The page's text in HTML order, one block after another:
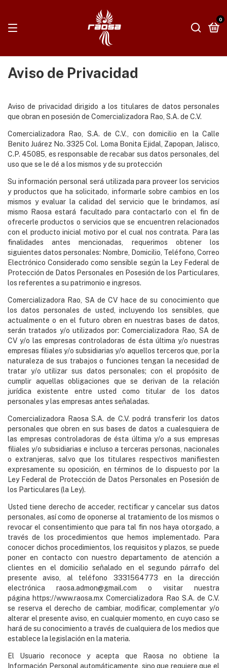
0
Aviso de Privacidad
Aviso de privacidad dirigido a los titulares de datos personales
que obran en posesión de Comercializadora Rao, S.A. de C.V.
Comercializadora Rao, S.A. de C.V., con domicilio en la Calle
Benito Juárez No. 3325 Col. Loma Bonita Ejidal, Zapopan, Jalisco,
C.P. 45085, es responsable de recabar sus datos personales, del
uso que se le dé a los mismos y de su protección
Su información personal será utilizada para proveer los servicios
y productos que ha solicitado, informarle sobre cambios en los
mismos y evaluar la calidad del servicio que le brindamos, así
mismo Raosa estará facultado para contactarlo con el fin de
ofrecerle productos o servicios que se encuentren relacionados
con el producto inicial motivo por el cual nos contrata. Para las
finalidades antes mencionadas, requerimos obtener los
siguientes datos personales: Nombre, Domicilio, Teléfono, Correo
Electrónico Considerado como sensible según la Ley Federal de
Protección de Datos Personales en Posesión de los Particulares,
los referentes a su patrimonio e ingresos.
Comercializadora Rao, SA de CV hace de su conocimiento que
los datos personales de usted, incluyendo los sensibles, que
actualmente o en el futuro obren en nuestras bases de datos,
serán tratados y/o utilizados por: Comercializadora Rao, SA de
CV y/o las empresas controladoras de ésta última y/o nuestras
empresas filiales y/o subsidiarias y/o aquellos terceros que, por la
naturaleza de sus trabajos o funciones tengan la necesidad de
tratar y/o utilizar sus datos personales; con el propósito de
cumplir aquellas obligaciones que se derivan de la relación
jurídica existente entre usted como titular de los datos
personales y las empresas antes señaladas.
Comercializadora Raosa S.A. de C.V. podrá transferir los datos
personales que obren en sus bases de datos a cualesquiera de
las empresas controladoras de ésta última y/o a sus empresas
filiales y/o subsidiarias e incluso a terceras personas, nacionales
o extranjeras, salvo que los titulares respectivos manifiesten
expresamente su oposición, en términos de lo dispuesto por la
Ley Federal de Protección de Datos Personales en Posesión de
los Particulares (la Ley).
Usted tiene derecho de acceder, rectificar y cancelar sus datos
personales, así como de oponerse al tratamiento de los mismos o
revocar el consentimiento que para tal fin nos haya otorgado, a
través de los procedimientos que hemos implementado. Para
conocer dichos procedimientos, los requisitos y plazos, se puede
poner en contacto con nuestro departamento de atención a
clientes en el domicilio señalado en el segundo párrafo del
presente aviso, al teléfono 3331564773 en la dirección
electrónica raosa.admon@gmail.com o visitar nuestra
página https://www.raosa.mx Comercializadora Rao S.A. de C.V.
se reserva el derecho de cambiar, modificar, complementar y/o
alterar el presente aviso, en cualquier momento, en cuyo caso se
hará de su conocimiento a través de cualquiera de los medios que
establece la legislación en la materia.
El Usuario reconoce y acepta que Raosa no obtiene la
Información Personal automáticamente, sino que requiere que el